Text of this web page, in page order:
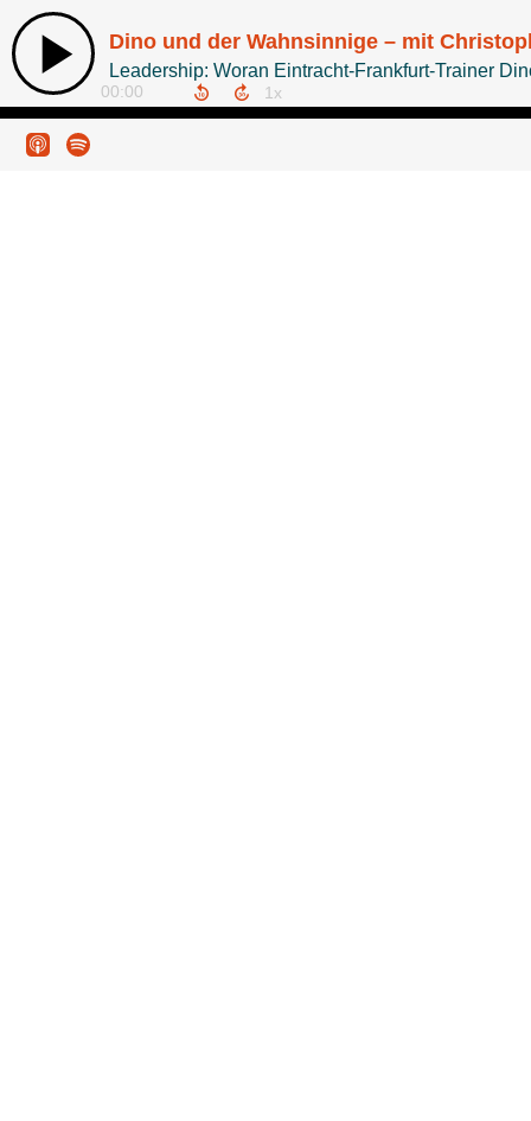
Dino und der Wahnsinnige – mit
Leadership: Woran Eintracht-Frankfurt-Trainer
00:00